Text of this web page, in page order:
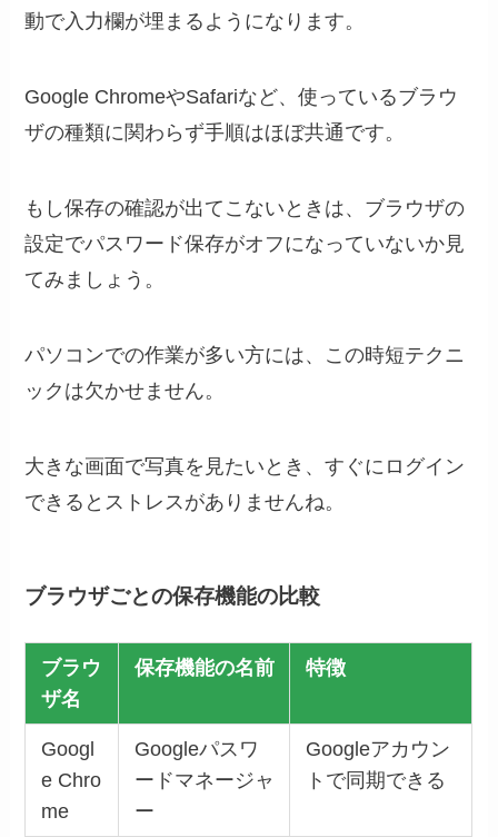
動で入力欄が埋まるようになります。
Google ChromeやSafariなど、使っているブラウ
ザの種類に関わらず手順はほぼ共通です。
もし保存の確認が出てこないときは、ブラウザの
設定でパスワード保存がオフになっていないか見
てみましょう。
パソコンでの作業が多い方には、この時短テクニ
ックは欠かせません。
大きな画面で写真を見たいとき、すぐにログイン
できるとストレスがありませんね。
ブラウザごとの保存機能の比較
ブラウ
ザ名
保存機能の名前 特徴
Googl
e Chro
me
Googleパスワ
ードマネージャ
ー
Googleアカウン
トで同期できる